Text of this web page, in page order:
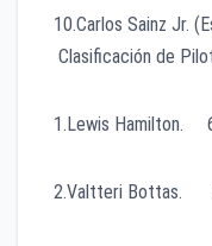
10.Carlos Sainz Jr.
1.Lewis Hamilton.
2.Valtteri Bottas.